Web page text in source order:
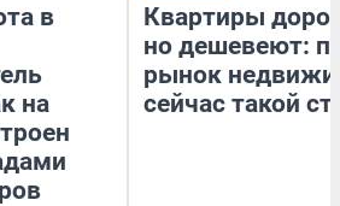
в
на
Квартиры
но дешевеют:
рынок
сейчас такой